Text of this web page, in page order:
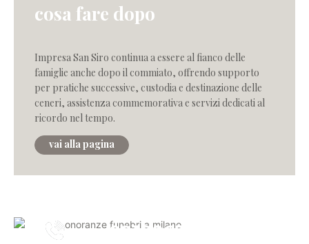
cosa fare dopo
Impresa San Siro continua a essere al fianco delle
famiglie anche dopo il commiato, offrendo supporto
per pratiche successive, custodia e destinazione delle
ceneri, assistenza commemorativa e servizi dedicati al
ricordo nel tempo.
vai alla pagina
0232867